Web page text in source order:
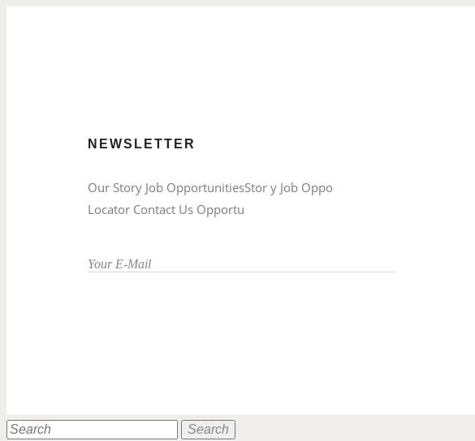
NEWSLETTER
Our Story Job OpportunitiesStor y Job Oppo
Locator Contact Us Opportu